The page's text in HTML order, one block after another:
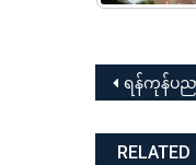
Post
ရန်ကုန်ပညာရေးတက္ကသိုလ် ၂၀၂၃ ခုနှစ်၊ ကမ္